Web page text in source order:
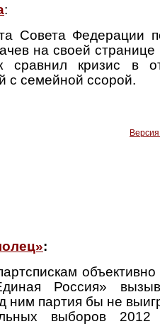
:
Совета Федерации
на своей странице
сравнил кризис в
с семейной ссорой.
:
Россия»
ним партия бы не
выборов 2012